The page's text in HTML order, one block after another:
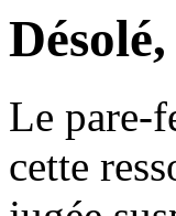
Le pare-
cette